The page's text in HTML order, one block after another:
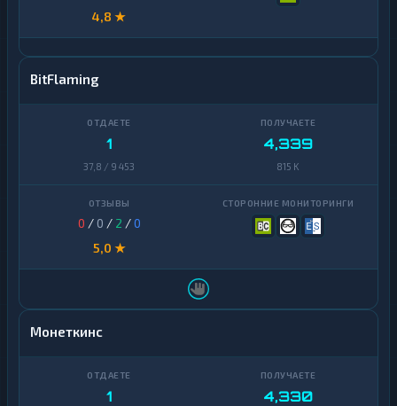
4,8 ★
BitFlaming
1
37,8 / 9 453
4,339
815 K
0 / 0 / 2 /0
5,0 ★
Монеткинс
1 4,330